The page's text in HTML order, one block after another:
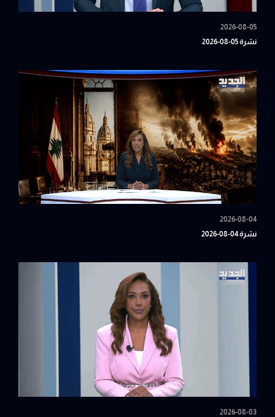
2026-08-05
نشرة 05-08-2026
2026-08-04
نشرة 04-08-2026
2026-08-03